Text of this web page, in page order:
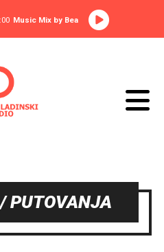
Music Mix by Bea
PUTOVANJA